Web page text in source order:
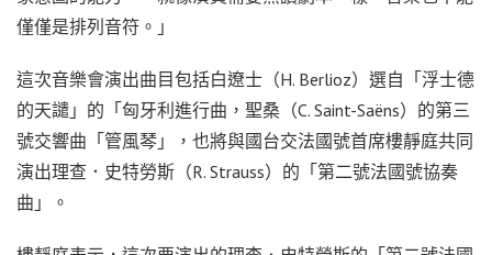
僅僅是排列音符。」
這次音樂會演出曲目包括白遼士（H. Berlioz）選自「浮士德
的天譴」的「匈牙利進行曲，聖桑（C. Saint-Saëns）的第三
號交響曲「管風琴」，也將與國台交法國號首席樓靜庭共同
演出理查．史特勞斯（R. Strauss）的「第二號法國號協奏
曲」。